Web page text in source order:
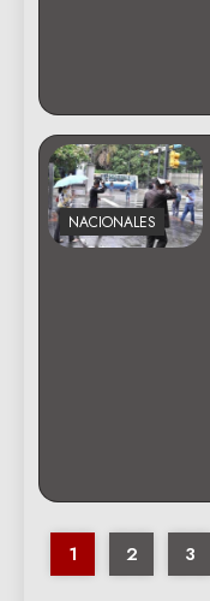
NACIONALES
1 2 3